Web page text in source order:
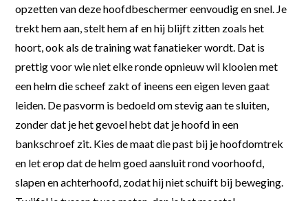
opzetten van deze hoofdbeschermer eenvoudig en snel. Je
trekt hem aan, stelt hem af en hij blijft zitten zoals het
hoort, ook als de training wat fanatieker wordt. Dat is
prettig voor wie niet elke ronde opnieuw wil klooien met
een helm die scheef zakt of ineens een eigen leven gaat
leiden. De pasvorm is bedoeld om stevig aan te sluiten,
zonder dat je het gevoel hebt dat je hoofd in een
bankschroef zit. Kies de maat die past bij je hoofdomtrek
en let erop dat de helm goed aansluit rond voorhoofd,
slapen en achterhoofd, zodat hij niet schuift bij beweging.